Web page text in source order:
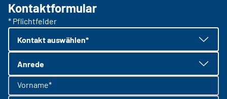
Kontaktformular
* Pflichtfelder
Kontakt auswählen*
Anrede
Vorname*